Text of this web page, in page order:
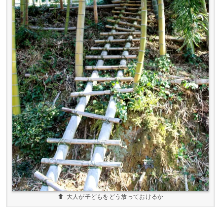
大人が子どもをどう放っておけるか